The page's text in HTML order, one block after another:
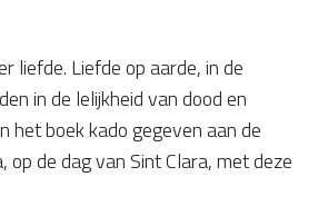
liefde. Liefde op aarde, in de
in de lelijkheid van dood en
het boek kado gegeven aan de
op de dag van Sint Clara, met deze